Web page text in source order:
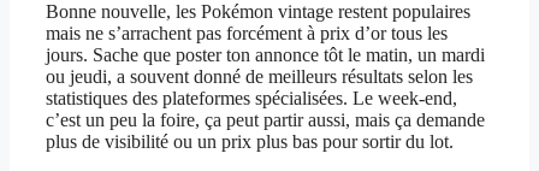
Bonne nouvelle, les Pokémon vintage restent populaires
mais ne s’arrachent pas forcément à prix d’or tous les
jours. Sache que poster ton annonce tôt le matin, un mardi
ou jeudi, a souvent donné de meilleurs résultats selon les
statistiques des plateformes spécialisées. Le week-end,
c’est un peu la foire, ça peut partir aussi, mais ça demande
plus de visibilité ou un prix plus bas pour sortir du lot.